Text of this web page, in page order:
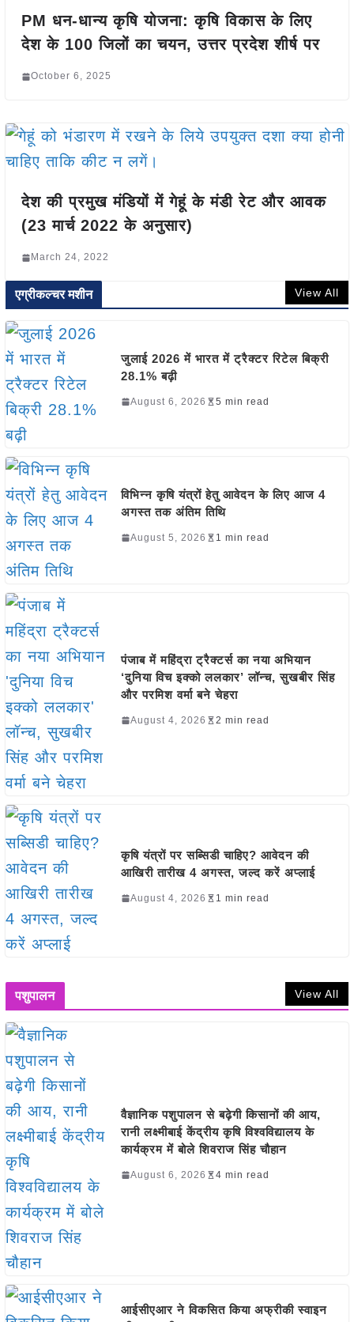
PM धन-धान्य कृषि योजना: कृषि विकास के लिए
देश के 100 जिलों का चयन, उत्तर प्रदेश शीर्ष पर
October 6, 2025
देश की प्रमुख मंडियों में गेहूं के मंडी रेट और आवक
(23 मार्च 2022 के अनुसार)
March 24, 2022
एग्रीकल्चर मशीन View All
जुलाई 2026 में भारत में ट्रैक्टर रिटेल बिक्री
28.1% बढ़ी
August 6, 2026 5 min read
विभिन्न कृषि यंत्रों हेतु आवेदन के लिए आज 4
अगस्त तक अंतिम तिथि
August 5, 2026 1 min read
पंजाब में महिंद्रा ट्रैक्टर्स का नया अभियान
‘दुनिया विच इक्को ललकार’ लॉन्च, सुखबीर सिंह
और परमिश वर्मा बने चेहरा
August 4, 2026 2 min read
कृषि यंत्रों पर सब्सिडी चाहिए? आवेदन की
आखिरी तारीख 4 अगस्त, जल्द करें अप्लाई
August 4, 2026 1 min read
पशुपालन View All
वैज्ञानिक पशुपालन से बढ़ेगी किसानों की आय,
रानी लक्ष्मीबाई केंद्रीय कृषि विश्वविद्यालय के
कार्यक्रम में बोले शिवराज सिंह चौहान
August 6, 2026 4 min read
आईसीएआर ने विकसित किया अफ्रीकी स्वाइन